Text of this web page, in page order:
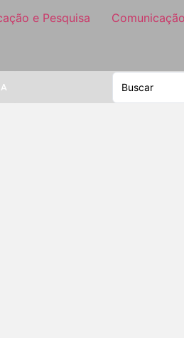
e Pesquisa